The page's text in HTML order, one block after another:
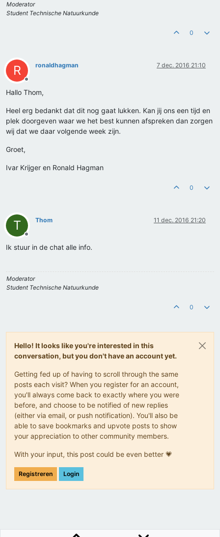
Moderator
Student Technische Natuurkunde
0
R
Offline
ronaldhagman 7 dec. 2016 21:10
Hallo Thom,
Heel erg bedankt dat dit nog gaat lukken. Kan jij ons een tijd en
plek doorgeven waar we het best kunnen afspreken dan zorgen
wij dat we daar volgende week zijn.
Groet,
Ivar Krijger en Ronald Hagman
0
T
Offline
Thom 11 dec. 2016 21:20
Ik stuur in de chat alle info.
Moderator
Student Technische Natuurkunde
0
Hello! It looks like you're interested in this
conversation, but you don't have an account yet.
Getting fed up of having to scroll through the same
posts each visit? When you register for an account,
you'll always come back to exactly where you were
before, and choose to be notified of new replies
(either via email, or push notification). You'll also be
able to save bookmarks and upvote posts to show
your appreciation to other community members.
With your input, this post could be even better 💗
Registreren Login